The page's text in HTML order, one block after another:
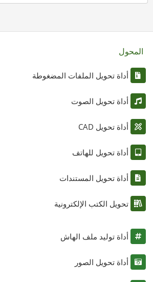
المحول
أداة تحويل الملفات المضغوطة
أداة تحويل الصوت
أداة تحويل CAD
أداة تحويل للهاتف
أداة تحويل المستندات
تحويل الكتب الإلكترونية
أداة توليد ملف الهاش
أداة تحويل الصور